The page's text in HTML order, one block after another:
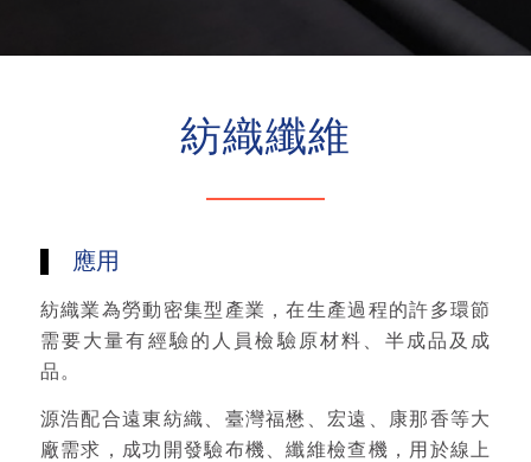
紡織纖維
應用
紡織業為勞動密集型產業，在生產過程的許多環節
需要大量有經驗的人員檢驗原材料、半成品及成
品。
源浩配合遠東紡織、臺灣福懋、宏遠、康那香等大
廠需求，成功開發驗布機、纖維檢查機，用於線上